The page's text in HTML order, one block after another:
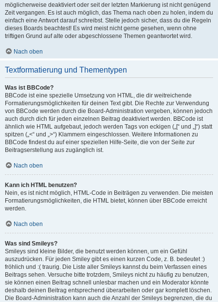
möglicherweise deaktiviert oder seit der letzten Markierung ist nicht genügend
Zeit vergangen. Es ist auch möglich, das Thema nach oben zu holen, indem du
einfach eine Antwort darauf schreibst. Stelle jedoch sicher, dass du die Regeln
dieses Boards beachtest! Es wird meist nicht gerne gesehen, wenn ohne
triftigen Grund auf alte oder abgeschlossene Themen geantwortet wird.
Nach oben
Textformatierung und Thementypen
Was ist BBCode?
BBCode ist eine spezielle Umsetzung von HTML, die dir weitreichende
Formatierungsmöglichkeiten für deinen Text gibt. Die Rechte zur Verwendung
von BBCode werden durch die Board-Administration vergeben, können jedoch
auch durch dich für jeden einzelnen Beitrag deaktiviert werden. BBCode ist
ähnlich wie HTML aufgebaut, jedoch werden Tags von eckigen („[“ und „]“) statt
spitzen („<“ und „>“) Klammern eingeschlossen. Weitere Informationen zu
BBCode findest du auf einer speziellen Hilfe-Seite, die von der Seite zur
Beitragserstellung aus zugänglich ist.
Nach oben
Kann ich HTML benutzen?
Nein, es ist nicht möglich, HTML-Code in Beiträgen zu verwenden. Die meisten
Formatierungsmöglichkeiten, die HTML bietet, können über BBCode erreicht
werden.
Nach oben
Was sind Smileys?
Smileys sind kleine Bilder, die benutzt werden können, um ein Gefühl
auszudrücken. Für jeden Smiley gibt es einen kurzen Code, z. B. bedeutet :)
fröhlich und :( traurig. Die Liste aller Smileys kannst du beim Verfassen eines
Beitrags sehen. Versuche bitte trotzdem, Smileys nicht zu häufig zu benutzen,
sie können einen Beitrag schnell unlesbar machen und ein Moderator könnte
deshalb deinen Beitrag entsprechend überarbeiten oder gar komplett löschen.
Die Board-Administration kann auch die Anzahl der Smileys begrenzen, die du